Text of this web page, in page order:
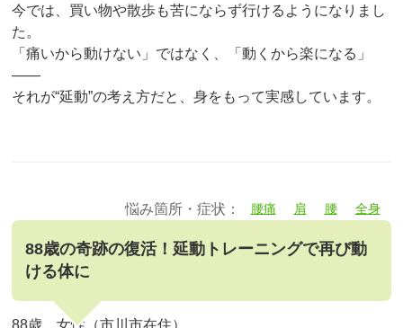
今では、買い物や散歩も苦にならず行けるようになりまし
た。
「痛いから動けない」ではなく、「動くから楽になる」
――
それが“延動”の考え方だと、身をもって実感しています。
悩み箇所・症状： 腰痛 肩 腰 全身
88歳の奇跡の復活！延動トレーニングで再び動
ける体に